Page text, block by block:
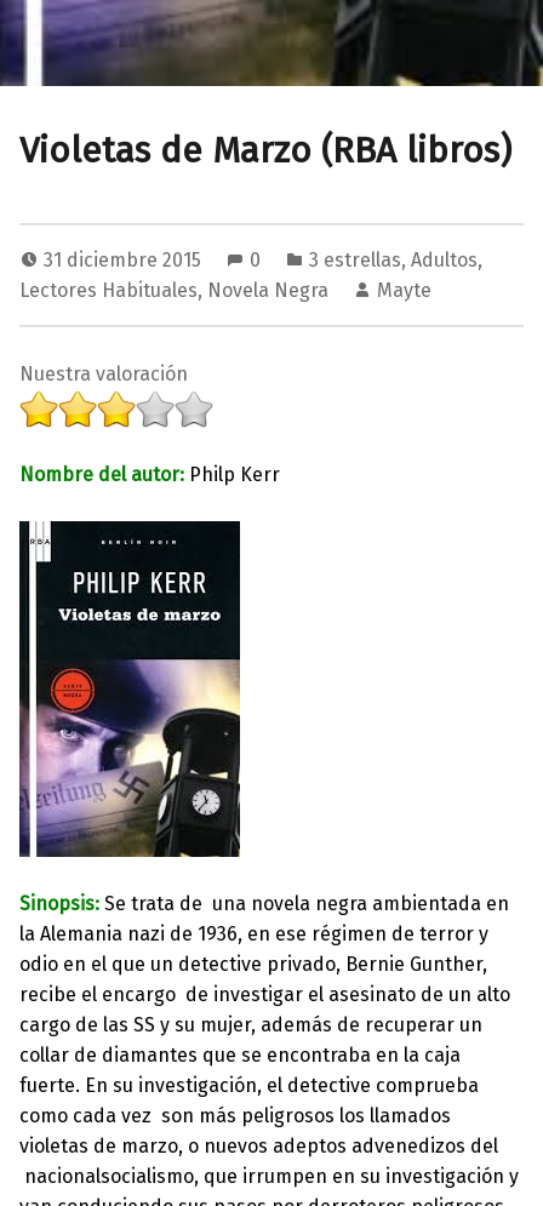
Violetas de Marzo (RBA libros)
31 diciembre 2015 0 3 estrellas, Adultos,
Lectores Habituales, Novela Negra Mayte
Nuestra valoración
Nombre del autor: Philp Kerr
Sinopsis: Se trata de una novela negra ambientada en
la Alemania nazi de 1936, en ese régimen de terror y
odio en el que un detective privado, Bernie Gunther,
recibe el encargo de investigar el asesinato de un alto
cargo de las SS y su mujer, además de recuperar un
collar de diamantes que se encontraba en la caja
fuerte. En su investigación, el detective comprueba
como cada vez son más peligrosos los llamados
violetas de marzo, o nuevos adeptos advenedizos del
nacionalsocialismo, que irrumpen en su investigación y